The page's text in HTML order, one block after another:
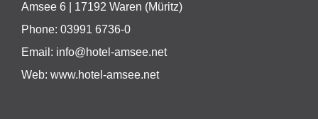
Amsee 6 | 17192 Waren (Müritz)
Phone: 03991 6736-0
Email: info@hotel-amsee.net
Web: www.hotel-amsee.net